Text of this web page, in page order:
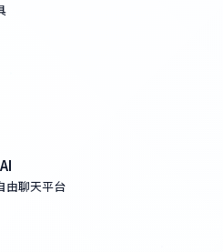
由聊天平台